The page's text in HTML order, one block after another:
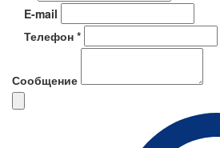
E-mail
Телефон *
Сообщение